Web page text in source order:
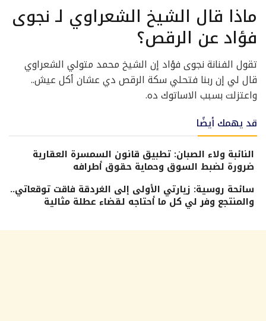
ماذا قال الشيخ الشعراوي لـ نجوى
فؤاد عن الرقص؟
تقول الفنانة نجوى فؤاد إن الشيخ محمد متولي الشعراوي
قال لي إن ربنا فتحلي سكة الرقص دي عشان أكل عيش..
واعتزلت بسبب الاساتوك ده.
قد يهمك أيضًا
النائبة ولاء الصبان: تطبيق قانون السمسرة العقارية
ضرورة لضبط السوق وحماية حقوق أطرافه
سائحة روسية: زيارتي الأولى إلى الغردقة فاقت توقعاتي..
والمنتجع وفر لي كل ما أحتاجه لقضاء عطلة مثالية